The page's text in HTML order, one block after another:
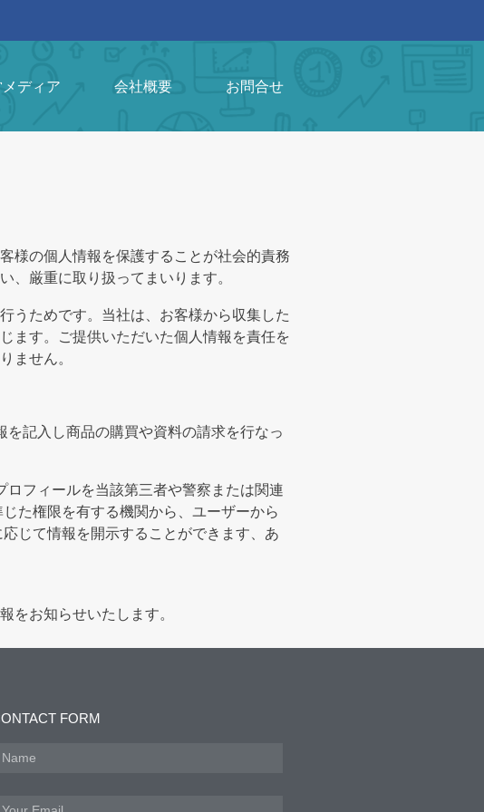
ディア 会社概要 お問合せ
様の個人情報を保護することが社会的責務
、厳重に取り扱ってまいります。
うためです。当社は、お客様から収集した
ます。ご提供いただいた個人情報を責任を
ません。
記入し商品の購買や資料の請求を行なっ
フィールを当該第三者や警察または関連
た権限を有する機関から、ユーザーから
じて情報を開示することができます、あ
をお知らせいたします。
FORM